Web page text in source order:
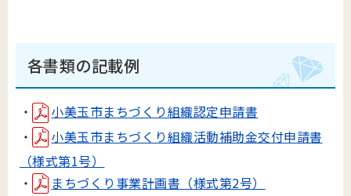
各書類の記載例
・
小美玉市まちづくり組織認定申請書
・
小美玉市まちづくり組織活動補助金交付申請書
（様式第1号）
・
まちづくり事業計画書（様式第2号）